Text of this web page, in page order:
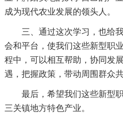
成为现代农业发展的领头人。
三、通过这次学习，也给
会和平台，使我们这些新型职
程中，可以相互帮助，协同发
遇，把握政策，带动周围群众共
最后，希望我们这些新型
三关镇地方特色产业。